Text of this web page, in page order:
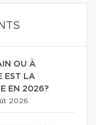
OU À
EST LA
EN 2026?
2026